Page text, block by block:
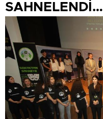
SAHNELENDİ…